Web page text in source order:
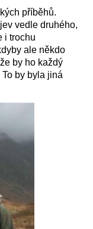
příběhů.
vedle druhého,
i trochu
ale někdo
by ho každý
by byla jiná